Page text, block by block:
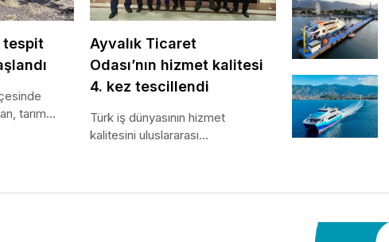
tespit
tarımsal
Ayvalık Ticaret
Odası’nın hizmet kalitesi
4. kez tescillendi
Türk iş dünyasının hizmet
kalitesini uluslararası